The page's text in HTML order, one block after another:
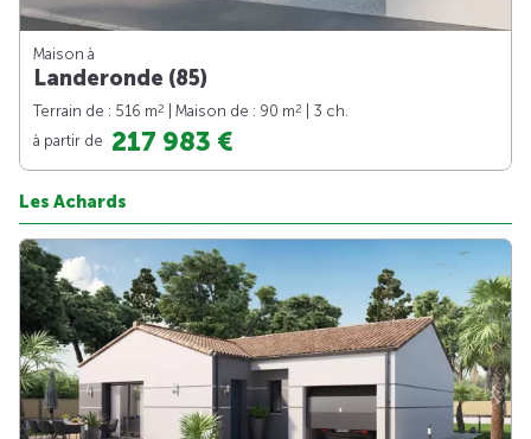
Maison à
Landeronde (85)
Terrain de : 516 m2 | Maison de : 90 m2
| 3 ch.
à partir de 217 983 €
Les Achards